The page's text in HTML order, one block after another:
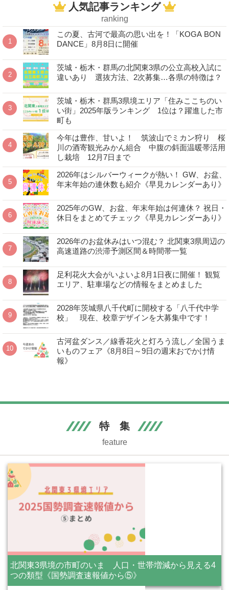
人気記事ランキング
ranking
この夏、古河で最高の思い出を！「KOGA BON
DANCE」8月8日に開催
茨城・栃木・群馬の北関東3県の公立高校入試に
違いあり 選抜方法、2次募集…各県の特徴は？
茨城・栃木・群馬3県境エリア「住みここちのい
い街」2025年版ランキング 1位は？躍進した市
町も
今年は豊作、甘いよ！ 筑波山でミカン狩り 桜
川の酒寄観光みかん組合 中腹の斜面温暖帯活用
し栽培 12月7日まで
2026年はシルバーウィークが熱い！ GW、お盆、
年末年始の連休数も紹介《早見カレンダーあり》
2025年のGW、お盆、年末年始は何連休？ 祝日・
休日をまとめてチェック《早見カレンダーあり》
2026年のお盆休みはいつ混む？ 北関東3県周辺の
高速道路の渋滞予測区間＆時間帯一覧
足利花火大会がいよいよ8月1日夜に開催！ 観覧
エリア、駐車場などの情報をまとめました
2028年茨城県八千代町に開校する「八千代中学
校」 現在、校章デザインを大募集中です！
古河盆ダンス／線香花火と灯ろう流し／全国うま
いものフェア《8月8日～9日の週末おでかけ情
報》
特 集
feature
北関東3県境の市町のいま 人口・世帯増減から見える4
つの類型《国勢調査速報値から⑤》